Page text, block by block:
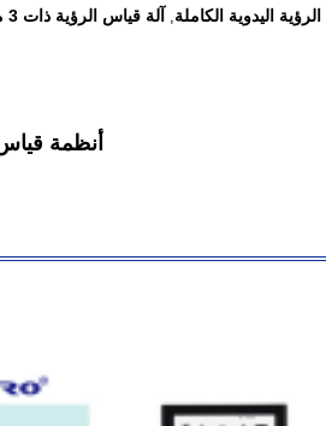
اليدوية الكاملة, آلة قياس الرؤية ذات 3 محاور
أنظمة